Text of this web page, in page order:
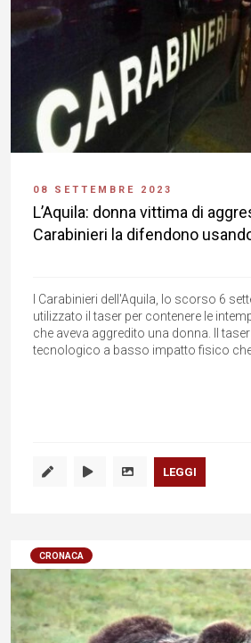
08 SETTEMBRE 2023
L’Aquila: donna vittima di
Carabinieri la difendono
I Carabinieri dell'Aquila, lo scorso 6
utilizzato il taser per contenere le
che aveva aggredito una donna. Il
tecnologico a basso impatto fisico che
LEGGI
CRONACA